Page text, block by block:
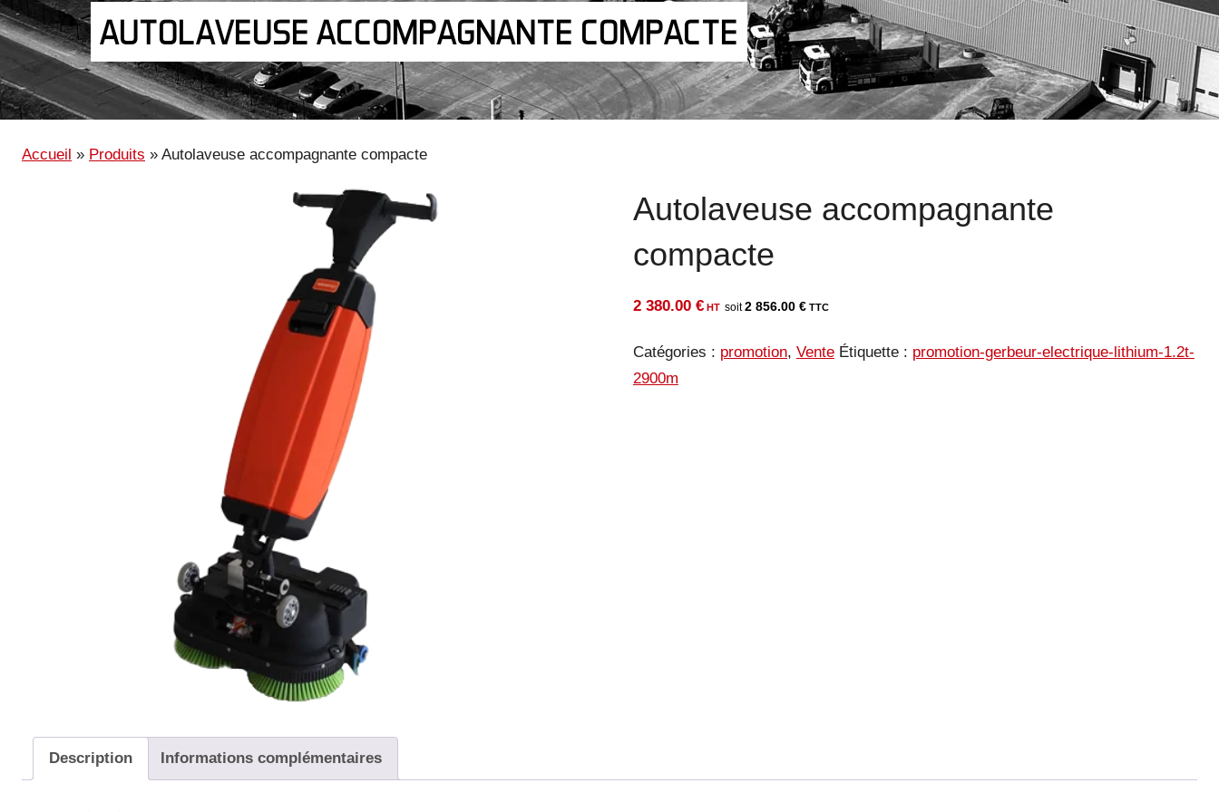
AUTOLAVEUSE ACCOMPAGNANTE COMPACTE
Accueil » Produits » Autolaveuse accompagnante compacte
Autolaveuse accompagnante
compacte
2 380.00 € 2 856.00 €
Catégories : promotion, Vente Étiquette : promotion-gerbeur-electrique-lithium-1.2t-
2900m
Description Informations complémentaires